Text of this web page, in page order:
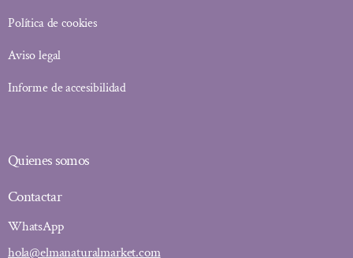
Política de cookies
Aviso legal
Informe de accesibilidad
Quienes somos
Contactar
WhatsApp
hola@elmanaturalmarket.com